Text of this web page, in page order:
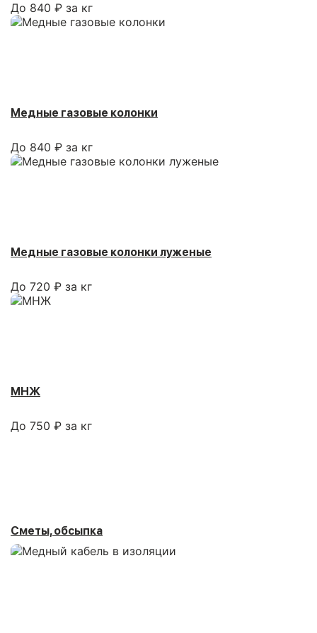
До 840 ₽ за кг
Медные газовые колонки
До 840 ₽ за кг
Медные газовые колонки луженые
До 720 ₽ за кг
МНЖ
До 750 ₽ за кг
Сметы, обсыпка